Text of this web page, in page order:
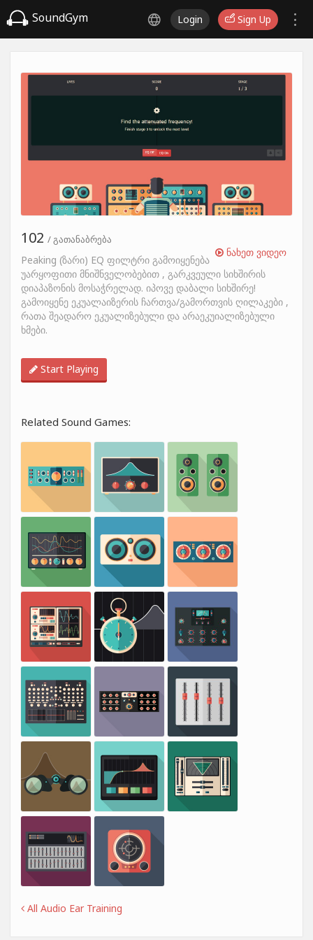
SoundGym Login Sign Up
ნახეთ ვიდეო
102 / გათანაბრება
Peaking (ზარი) EQ ფილტრი გამოიყენება
უარყოფითი მნიშნველობებით , გარკვეული სიხშირის
დიაპაზონის მოსაჭრელად. იპოვე დაბალი სიხშირე!
გამოიყენე ეკუალაიზერის ჩართვა/გამორთვის ღილაკები ,
რათა შეადარო ეკუალიზებული და არაეკუიალიზებული
ხმები.
Start Playing
Related Sound Games:
All Audio Ear Training